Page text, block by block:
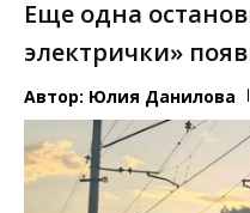
Еще одна
электрички»
Автор: Юлия Данилова